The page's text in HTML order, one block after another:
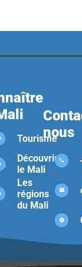
Tourisme
Découvrir
le Mali
Les
régions
du Mali
nous